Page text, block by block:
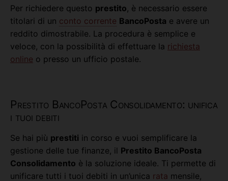
Per richiedere questo prestito, è necessario essere
titolari di un conto corrente BancoPosta e avere un
reddito dimostrabile. La procedura è semplice e
veloce, con la possibilità di effettuare la richiesta
online o presso un ufficio postale.
Prestito BancoPosta Consolidamento: unifica
i tuoi debiti
Se hai più prestiti in corso e vuoi semplificare la
gestione delle tue finanze, il Prestito BancoPosta
Consolidamento è la soluzione ideale. Ti permette di
unificare tutti i tuoi debiti in un’unica rata mensile,